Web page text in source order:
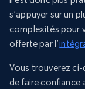
s’appuyer sur un
complexités pour
offerte par l’
Vous trouverez ci-
de faire confiance